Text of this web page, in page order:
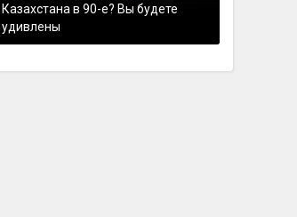
Казахстана в 90-е? Вы будете
удивлены